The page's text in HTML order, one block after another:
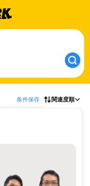
条件保存 関連度順